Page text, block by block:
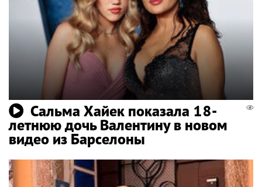
Сальма Хайек показала 18-
летнюю дочь Валентину в новом
видео из Барселоны